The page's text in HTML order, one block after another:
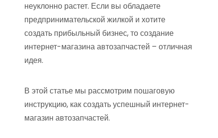
неуклонно растет. Если вы обладаете
предпринимательской жилкой и хотите
создать прибыльный бизнес, то создание
интернет-магазина автозапчастей – отличная
идея.
В этой статье мы рассмотрим пошаговую
инструкцию, как создать успешный интернет-
магазин автозапчастей.